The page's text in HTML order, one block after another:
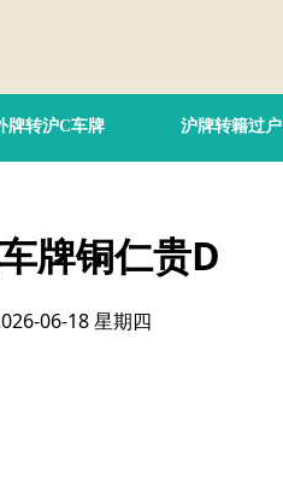
牌转沪C车牌 沪牌转籍过户
牌铜仁贵D
06-18 星期四